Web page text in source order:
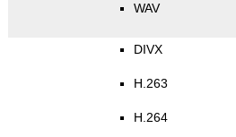
WAV
DIVX
H.263
H.264